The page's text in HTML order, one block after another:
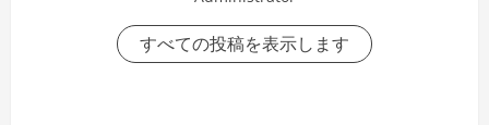
すべての投稿を表示します